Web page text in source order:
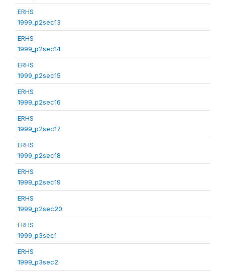
ERHS
1999_p2sec13
ERHS
1999_p2sec14
ERHS
1999_p2sec15
ERHS
1999_p2sec16
ERHS
1999_p2sec17
ERHS
1999_p2sec18
ERHS
1999_p2sec19
ERHS
1999_p2sec20
ERHS
1999_p3sec1
ERHS
1999_p3sec2